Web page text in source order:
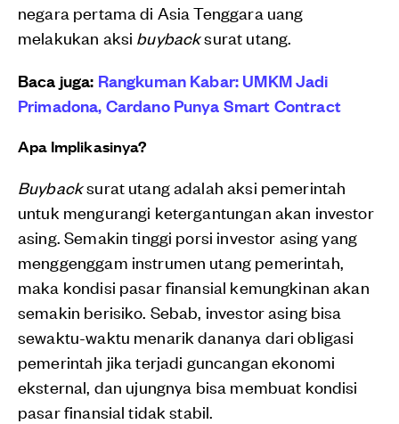
negara pertama di Asia Tenggara uang
melakukan aksi buybacksurat utang.
Baca juga: Rangkuman Kabar: UMKM Jadi
Primadona, Cardano Punya Smart Contract
Apa Implikasinya?
Buybacksurat utang adalah aksi pemerintah
untuk mengurangi ketergantungan akan investor
asing. Semakin tinggi porsi investor asing yang
menggenggam instrumen utang pemerintah,
maka kondisi pasar finansial kemungkinan akan
semakin berisiko. Sebab, investor asing bisa
sewaktu-waktu menarik dananya dari obligasi
pemerintah jika terjadi guncangan ekonomi
eksternal, dan ujungnya bisa membuat kondisi
pasar finansial tidak stabil.